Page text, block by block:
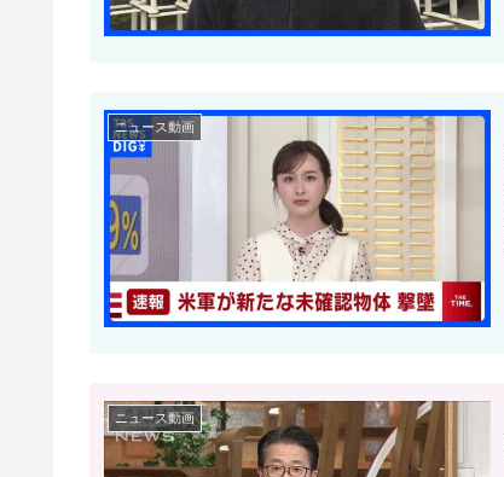
ニュース動画
ニュース動画